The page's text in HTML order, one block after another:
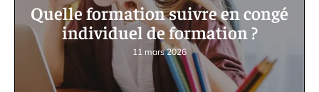
Quelle formation suivre en congé
individuel de formation ?
11 mars 2026